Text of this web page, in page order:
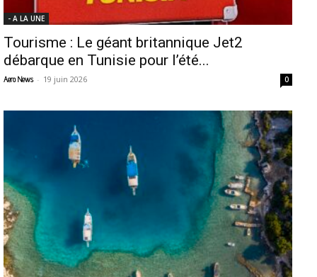
- A LA UNE
Tourisme : Le géant britannique Jet2
débarque en Tunisie pour l’été...
Aero News - 19 juin 2026 0